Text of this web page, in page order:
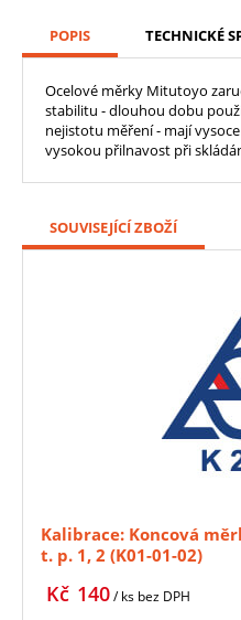
POPIS TECHNICKÉ
Ocelové měrky Mitutoyo
stabilitu - dlouhou dobu
nejistotu měření - mají
vysokou přilnavost při
SOUVISEJÍCÍ ZBOŽÍ
Kalibrace: Koncová
t. p. 1, 2 (K01-01-02)
140
Kč / ks bez DPH